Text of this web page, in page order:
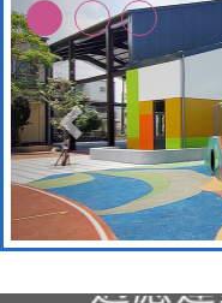
本校